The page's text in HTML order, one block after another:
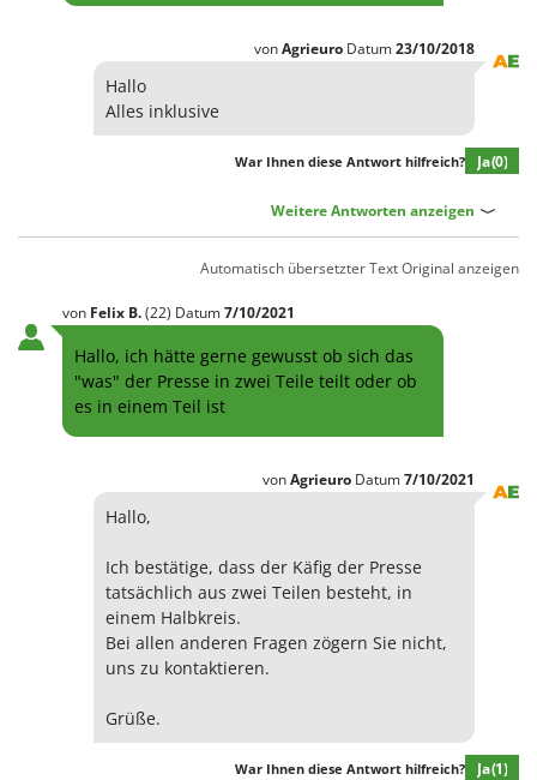
ZGrills
Zodiac
Zomax
vonAgrieuro Datum23/10/2018
Hallo
Alles inklusive
War Ihnen diese Antwort hilfreich? Ja(0)
Weitere Antworten anzeigen
Automatisch übersetzter TextOriginal anzeigen
von Felix B.(22) Datum7/10/2021
Hallo, ich hätte gerne gewusst ob sich das
"was" der Presse in zwei Teile teilt oder ob
es in einem Teil ist
vonAgrieuro Datum7/10/2021
Hallo,
Ich bestätige, dass der Käfig der Presse
tatsächlich aus zwei Teilen besteht, in
einem Halbkreis.
Bei allen anderen Fragen zögern Sie nicht,
uns zu kontaktieren.
Grüße.
War Ihnen diese Antwort hilfreich? Ja(1)